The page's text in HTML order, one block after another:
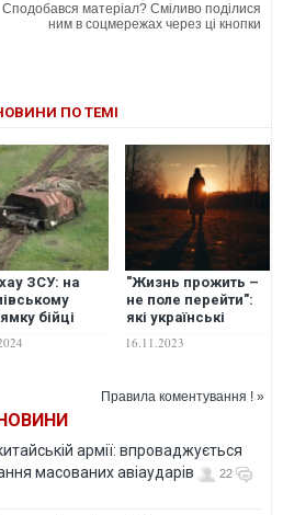
Сподобався матеріал? Сміливо поділися
ним в соцмережах через ці кнопки
ПО ТЕМІ
ЗСУ: на
бійці
колону
"Жизнь прожить –
не поле перейти":
які українські
популярне
16.11.2023
Правила коментування ! »
армії: впроваджується
масованих авіаударів
22